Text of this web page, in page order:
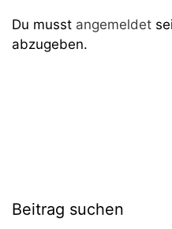
Du musst angemeldet
abzugeben.
Beitrag suchen